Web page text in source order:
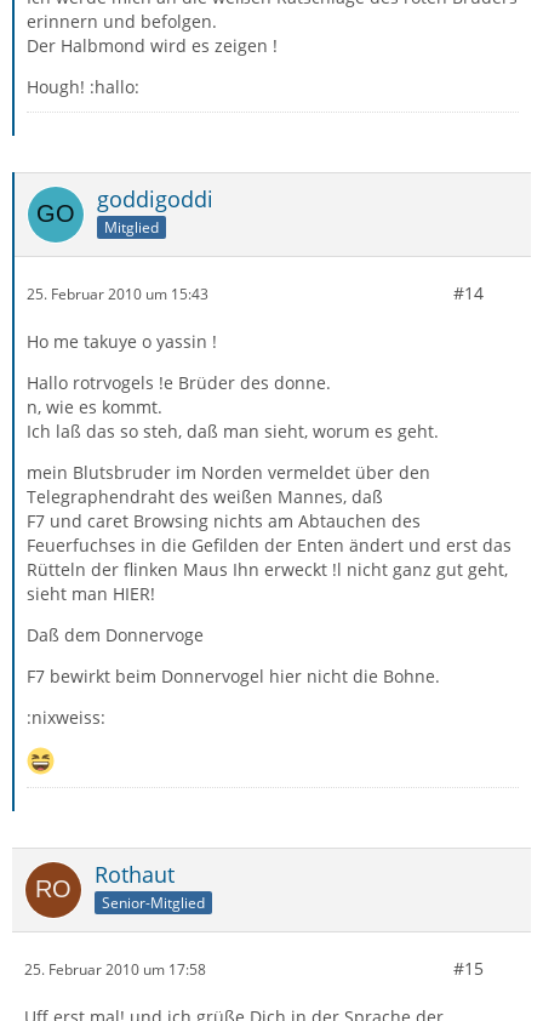
erinnern und befolgen.
Der Halbmond wird es zeigen !
Hough! :hallo:
goddigoddi
Mitglied
25. Februar 2010 um 15:43 #14
Ho me takuye o yassin !
Hallo rotrvogels !e Brüder des donne.
n, wie es kommt.
Ich laß das so steh, daß man sieht, worum es geht.
mein Blutsbruder im Norden vermeldet über den
Telegraphendraht des weißen Mannes, daß
F7 und caret Browsing nichts am Abtauchen des
Feuerfuchses in die Gefilden der Enten ändert und erst das
Rütteln der flinken Maus Ihn erweckt !l nicht ganz gut geht,
sieht man HIER!
Daß dem Donnervoge
F7 bewirkt beim Donnervogel hier nicht die Bohne.
:nixweiss:
Rothaut
Senior-Mitglied
25. Februar 2010 um 17:58 #15